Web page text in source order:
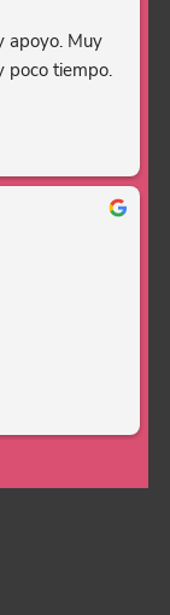
apoyo. Muy
poco tiempo.